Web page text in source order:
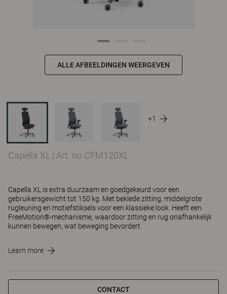
ALLE AFBEELDINGEN WEERGEVEN
+1
Capella XL | Art. no CFM120XL
Capella XL is extra duurzaam en goedgekeurd voor een
gebruikersgewicht tot 150 kg. Met beklede zitting, middelgrote
rugleuning en motiefstiksels voor een klassieke look. Heeft een
FreeMotion®-mechanisme, waardoor zitting en rug onafhankelijk
kunnen bewegen, wat beweging bevordert.
Learn more
CONTACT